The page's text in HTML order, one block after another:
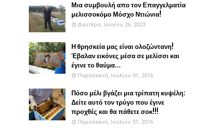
Μια συμβουλή απο τον Επαγγελματία
μελισσοκόμο Μόσχο Ντιώνια!
Δευτέρα, Ιουνίου 26, 2023
Η θρησκεία μας είναι ολοζώντανη!
Έβαλαν εικόνες μέσα σε μελίσσι και
έγινε το θαύμα...
Παρασκευή, Ιουλίου 01, 2016
Πόσο μέλι βγάζει μια τρίπατη κυψέλη:
Δείτε αυτό τον τρύγο που έγινε
προχθές και θα πάθετε σοκ!!!
Παρασκευή, Ιουλίου 01, 2016